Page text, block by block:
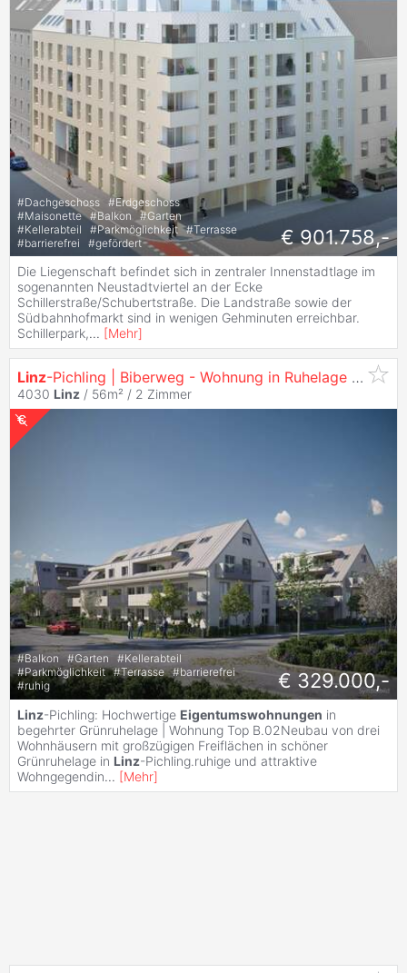
#Dachgeschoss #Erdgeschoss
#Maisonette #Balkon #Garten
#Kellerabteil #Parkmöglichkeit #Terrasse
#barrierefrei #gefördert € 901.758,-
Die Liegenschaft befindet sich in zentraler Innenstadtlage im
sogenannten Neustadtviertel an der Ecke
Schillerstraße/Schubertstraße. Die Landstraße sowie der
Südbahnhofmarkt sind in wenigen Gehminuten erreichbar.
Schillerpark,... [Mehr]
Linz-Pichling | Biberweg - Wohnung in Ruhelage mit
4030 Linz / 56m² / 2 Zimmer
#Balkon #Garten #Kellerabteil
#Parkmöglichkeit #Terrasse #barrierefrei
#ruhig € 329.000,-
Linz-Pichling: Hochwertige Eigentumswohnungen in
begehrter Grünruhelage | Wohnung Top B.02Neubau von drei
Wohnhäusern mit großzügigen Freiflächen in schöner
Grünruhelage in Linz-Pichling.ruhige und attraktive
Wohngegendin... [Mehr]